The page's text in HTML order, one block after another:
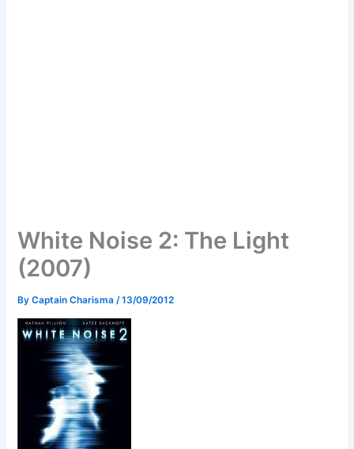
White Noise 2: The Light
(2007)
ByCaptain Charisma /13/09/2012